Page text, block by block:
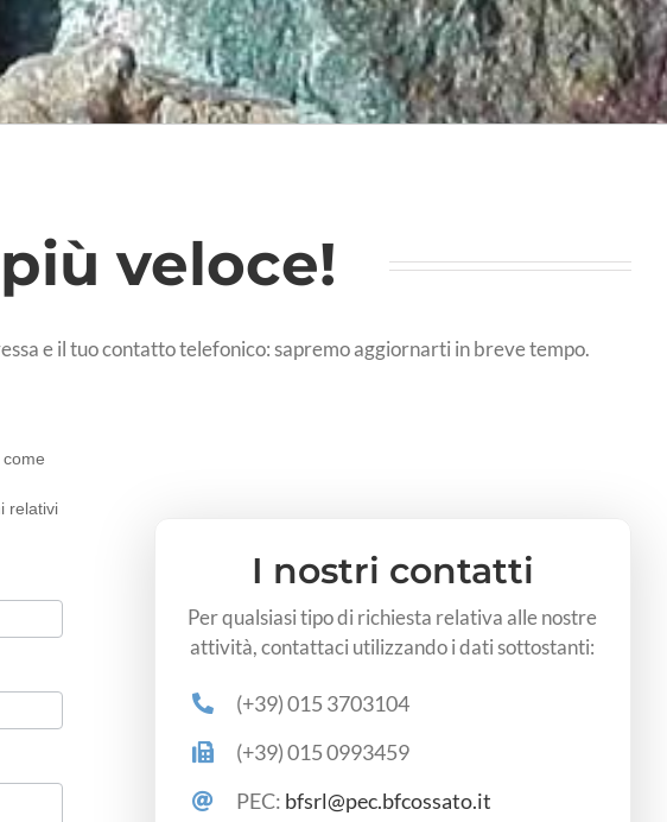
veloce!
e il tuo contatto telefonico: sapremo aggiornarti in breve tempo.
relativi
I nostri contatti
Per qualsiasi tipo di richiesta relativa alle nostre
attività, contattaci utilizzando i dati sottostanti:
(+39) 015 3703104
(+39) 015 0993459
PEC: bfsrl@pec.bfcossato.it